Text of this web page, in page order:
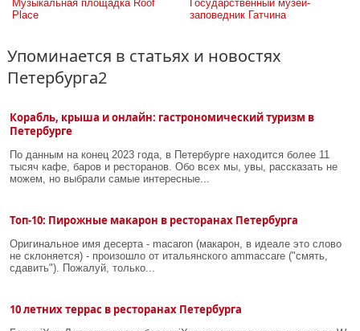
Музыкальная площадка Roof
Place
Государственный музей-
заповедник Гатчина
Упоминается в статьях и новостях
Петербурга2
Корабль, крыша и онлайн: гастрономический туризм в
Петербурге
По данным на конец 2023 года, в Петербурге находится более 11
тысяч кафе, баров и ресторанов. Обо всех мы, увы, рассказать не
можем, но выбрали самые интересные...
Топ-10: Пирожные макарон в ресторанах Петербурга
Оригинальное имя десерта - macaron (макарон, в идеале это слово
не склоняется) - произошло от итальянского ammaccare ("смять,
сдавить"). Пожалуй, только...
10 летних террас в ресторанах Петербурга